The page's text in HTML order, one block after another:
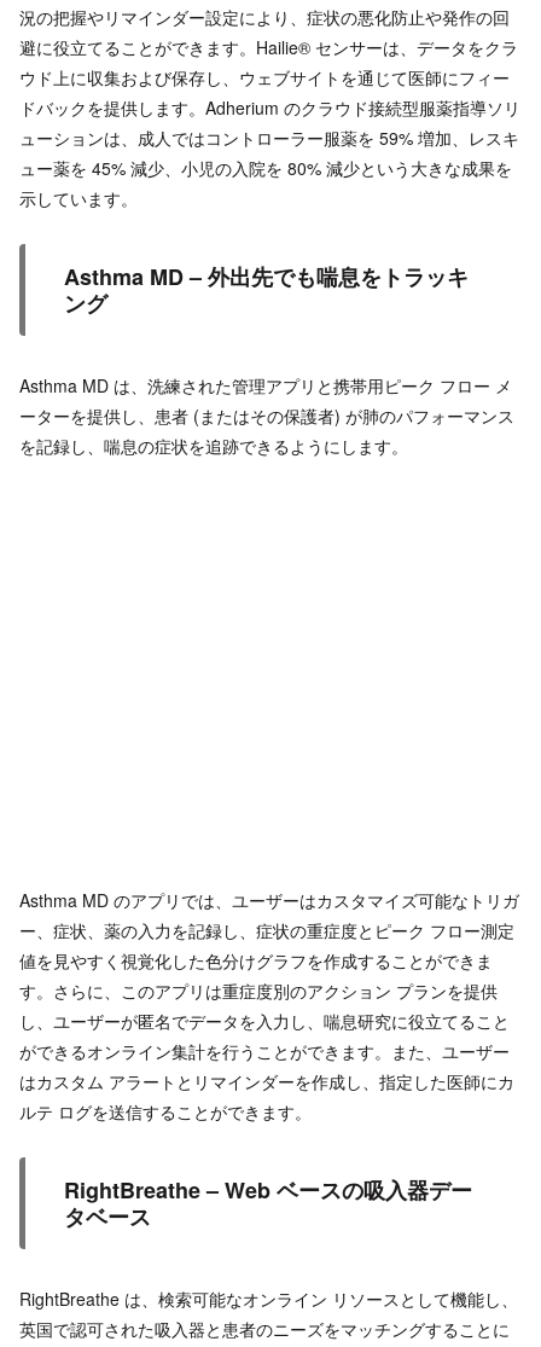
況の把握やリマインダー設定により、症状の悪化防止や発作の回
避に役立てることができます。Hailie® センサーは、データをクラ
ウド上に収集および保存し、ウェブサイトを通じて医師にフィー
ドバックを提供します。Adherium のクラウド接続型服薬指導ソリ
ューションは、成人ではコントローラー服薬を 59% 増加、レスキ
ュー薬を 45% 減少、小児の入院を 80% 減少という大きな成果を
示しています。
Asthma MD – 外出先でも喘息をトラッキ
ング
Asthma MD は、洗練された管理アプリと携帯用ピーク フロー メ
ーターを提供し、患者 (またはその保護者) が肺のパフォーマンス
を記録し、喘息の症状を追跡できるようにします。
Asthma MD のアプリでは、ユーザーはカスタマイズ可能なトリガ
ー、症状、薬の入力を記録し、症状の重症度とピーク フロー測定
値を見やすく視覚化した色分けグラフを作成することができま
す。さらに、このアプリは重症度別のアクション プランを提供
し、ユーザーが匿名でデータを入力し、喘息研究に役立てること
ができるオンライン集計を行うことができます。また、ユーザー
はカスタム アラートとリマインダーを作成し、指定した医師にカ
ルテ ログを送信することができます。
RightBreathe – Web ベースの吸入器デー
タベース
RightBreathe は、検索可能なオンライン リソースとして機能し、
英国で認可された吸入器と患者のニーズをマッチングすることに